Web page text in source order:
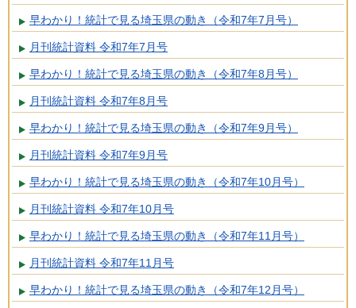
早わかり！統計で見る埼玉県の動き（令和7年7月号）
月刊統計資料 令和7年7月号
早わかり！統計で見る埼玉県の動き（令和7年8月号）
月刊統計資料 令和7年8月号
早わかり！統計で見る埼玉県の動き（令和7年9月号）
月刊統計資料 令和7年9月号
早わかり！統計で見る埼玉県の動き（令和7年10月号）
月刊統計資料 令和7年10月号
早わかり！統計で見る埼玉県の動き（令和7年11月号）
月刊統計資料 令和7年11月号
早わかり！統計で見る埼玉県の動き（令和7年12月号）